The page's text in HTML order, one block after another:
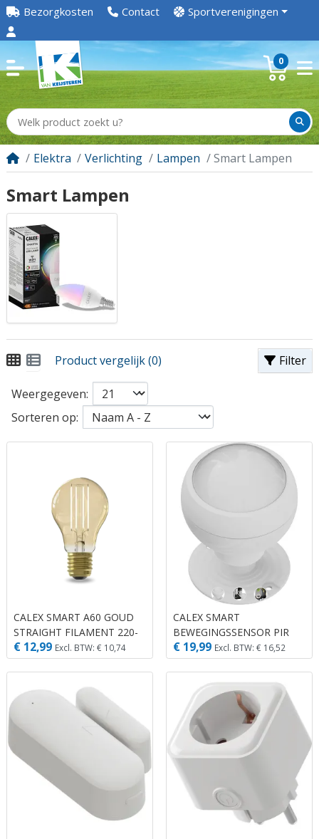
Bezorgkosten Contact Sportverenigingen
0
Elektra Verlichting Lampen Smart Lampen
Smart Lampen
Filter
Product vergelijk (0)
Weergegeven:
Sorteren op:
CALEX SMART A60 GOUD
STRAIGHT FILAMENT 220-
240V 7W 806LM 1800-
3000K E27 DIMBAAR MET
APP
€ 12,99 Excl. BTW: € 10,74
CALEX SMART
BEWEGINGSSENSOR PIR
€ 19,99 Excl. BTW: € 16,52